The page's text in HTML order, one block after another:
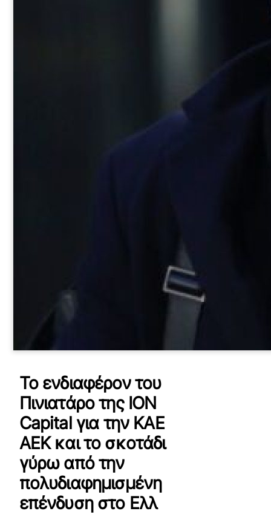
Το ενδιαφέρον του
Πινιατάρο της ΙΟΝ
Capital για την ΚΑΕ
ΑΕΚ και το σκοτάδι
γύρω από την
πολυδιαφημισμένη
επένδυση στο Ελλ